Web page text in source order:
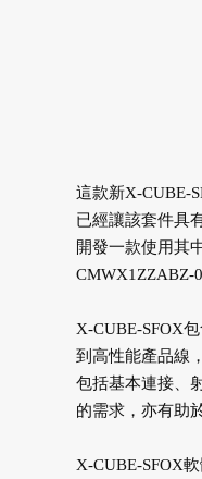
這款新X-CUBE-
已經讓該套件具
開發一款使用其
CMWX1ZZABZ-
X-CUBE-SFOX
到高性能產品線
包括基本連接、
的需求，亦有助
X-CUBE-SFOX